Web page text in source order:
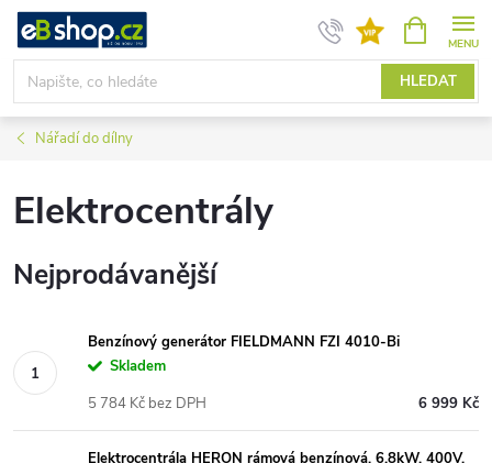
Přejít
obsah
HLEDAT
NÁKUPNÍ
KOŠÍK
Nářadí do dílny
Elektrocentrály
Nejprodávanější
Benzínový generátor FIELDMANN FZI 4010-Bi
Skladem
6 999 Kč
5 784 Kč bez DPH
Elektrocentrála HERON rámová benzínová, 6,8kW, 400V,